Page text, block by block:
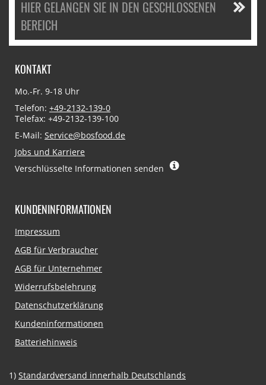
HIER GELANGEN SIE IN DEN GESCHLOSSENEN
BEREICH
KONTAKT
Mo.-Fr. 9-18 Uhr
Telefon: +49-2132-139-0
Telefax: +49-2132-139-100
E-Mail: Service@bosfood.de
Jobs und Karriere
Verschlüsselte Informationen senden
KUNDENINFORMATIONEN
Navigation
Impressum
AGB für Verbraucher
AGB für Unternehmer
Widerrufsbelehrung
Datenschutzerklärung
Kundeninformationen
Batteriehinweis
1) Standardversand innerhalb Deutschlands